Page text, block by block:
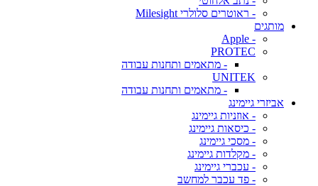
- ראוטרים סלולרי Milesight
מותגים
- Apple
PROTEC
- מתאמים ותחנות עבודה
UNITEK
- מתאמים ותחנות עבודה
אביזרי גיימינג
- אוזניות גיימינג
- כיסאות גיימינג
- מסכי גיימינג
- מקלדות גיימינג
- עכברי גיימינג
- פד עכבר למחשב